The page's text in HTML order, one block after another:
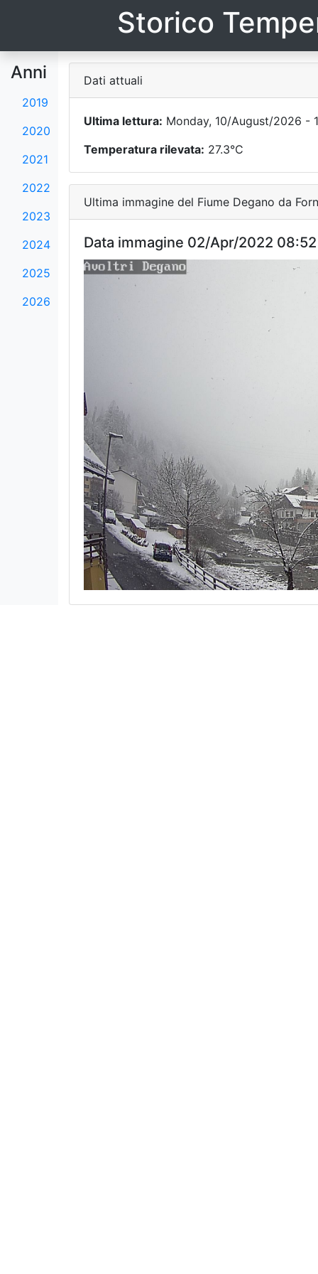
Storico
Anni
2019
2020
2021
2022
2023
2024
2025
2026
Dati attuali
Ultima lettura: Monday, 10/August/2026 -
Temperatura rilevata: 27.3°C
Ultima immagine del Fiume Degano da
Data immagine 02/Apr/2022 08:52